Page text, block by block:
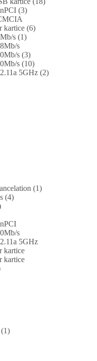
(3)
kartice (6)
s (1)
s
s (3)
s (10)
5GHz (2)
(1)
(4)
s
5GHz
kartice
kartice